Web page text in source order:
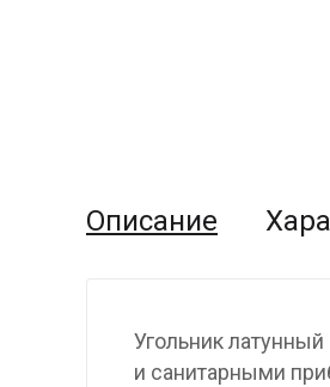
Описание
Угольник
и санитарными